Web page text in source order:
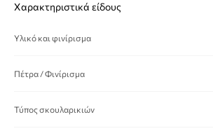
Χαρακτηριστικά είδους
Υλικό και φινίρισμα
Πέτρα / Φινίρισμα
Τύπος σκουλαρικιών